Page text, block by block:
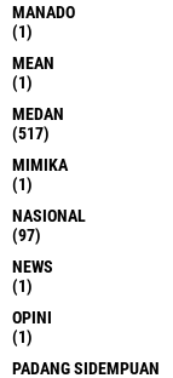
MANADO
(1)
MEAN
(1)
MEDAN
(517)
MIMIKA
(1)
NASIONAL
(97)
NEWS
(1)
OPINI
(1)
PADANG SIDEMPUAN